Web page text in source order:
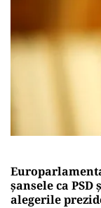
șansele ca PSD
alegerile